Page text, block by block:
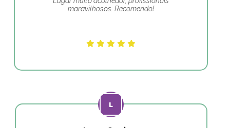
maravilhosos. Recomendo!